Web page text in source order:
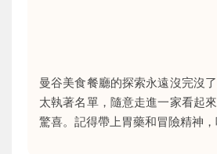
曼谷美食餐廳的探索永遠沒完沒
太執著名單，隨意走進一家看起
驚喜。記得帶上胃藥和冒險精神，